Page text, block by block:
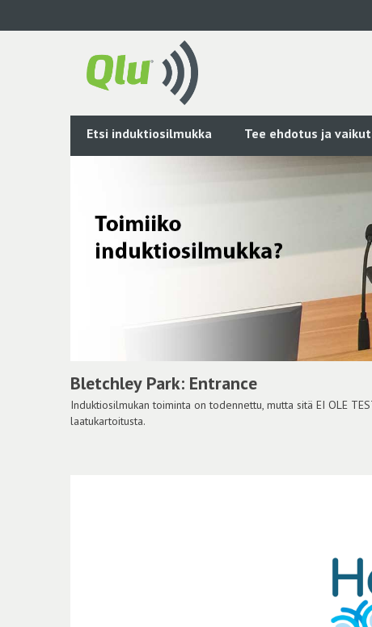
Etsi induktiosilmukka Tee ehdotus ja
Bletchley Park: Entrance
Induktiosilmukan toiminta on todennettu, mutta sitä EI OLE
laatukartoitusta.